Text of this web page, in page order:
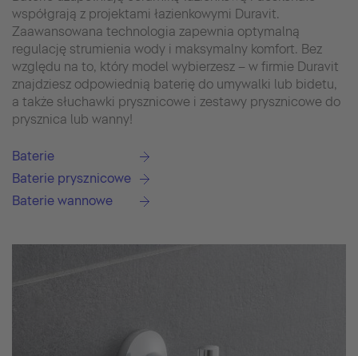
współgrają z projektami łazienkowymi Duravit.
Zaawansowana technologia zapewnia optymalną
regulację strumienia wody i maksymalny komfort. Bez
względu na to, który model wybierzesz – w firmie Duravit
znajdziesz odpowiednią baterię do umywalki lub bidetu,
a także słuchawki prysznicowe i zestawy prysznicowe do
prysznica lub wanny!
Baterie
Baterie prysznicowe
Baterie wannowe